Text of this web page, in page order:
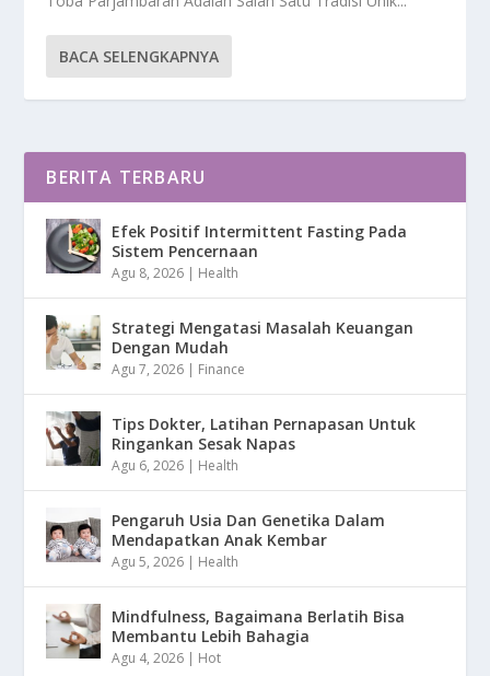
BACA SELENGKAPNYA
BERITA TERBARU
Efek Positif Intermittent Fasting Pada
Sistem Pencernaan
Agu 8, 2026 | Health
Strategi Mengatasi Masalah Keuangan
Dengan Mudah
Agu 7, 2026 | Finance
Tips Dokter, Latihan Pernapasan Untuk
Ringankan Sesak Napas
Agu 6, 2026 | Health
Pengaruh Usia Dan Genetika Dalam
Mendapatkan Anak Kembar
Agu 5, 2026 | Health
Mindfulness, Bagaimana Berlatih Bisa
Membantu Lebih Bahagia
Agu 4, 2026 | Hot